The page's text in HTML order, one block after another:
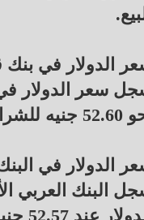
الدولار في
سعر الدولار
و52.70 جنيه للبيع.
الدولار في
البنك العربي